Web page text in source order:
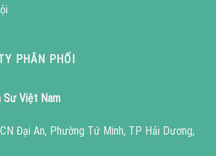
PHÂN PHỐI
Sư Việt Nam
Đại An, Phường Tứ Minh, TP Hải Dương,